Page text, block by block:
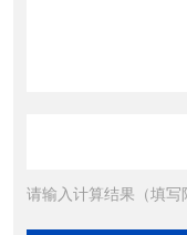
请输入计算结果（填